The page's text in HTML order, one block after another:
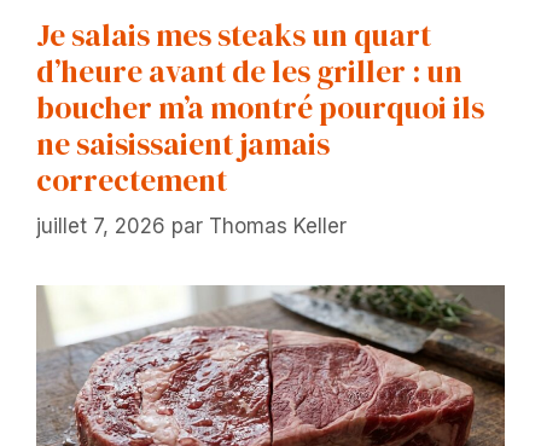
Je salais mes steaks un quart
d’heure avant de les griller : un
boucher m’a montré pourquoi ils
ne saisissaient jamais
correctement
juillet 7, 2026 par Thomas Keller